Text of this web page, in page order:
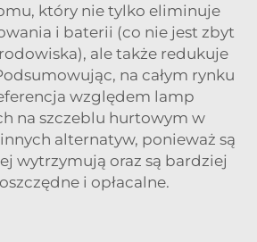
który nie tylko eliminuje
i baterii (co nie jest zbyt
ale także redukuje
na całym rynku
względem lamp
na szczeblu hurtowym w
alternatyw, ponieważ są
wytrzymują oraz są bardziej
i opłacalne.